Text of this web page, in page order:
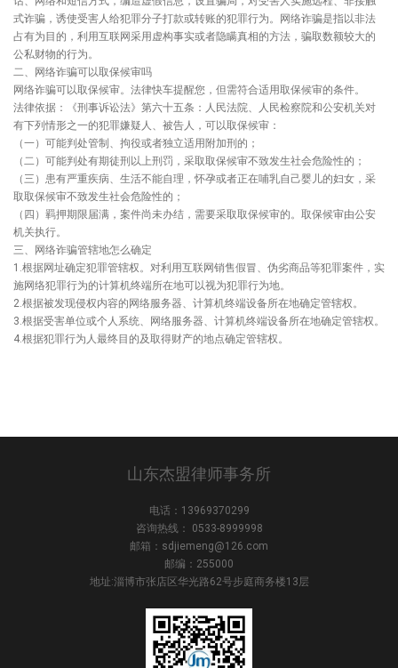
式诈骗，诱使受害人给犯罪分子打款或转账的犯罪行为。网络诈骗是指以非法
占有为目的，利用互联网采用虚构事实或者隐瞒真相的方法，骗取数额较大的
公私财物的行为。
二、网络诈骗可以取保候审吗
网络诈骗可以取保候审。法律快车提醒您，但需符合适用取保候审的条件。
法律依据：《刑事诉讼法》第六十五条：人民法院、人民检察院和公安机关对
有下列情形之一的犯罪嫌疑人、被告人，可以取保候审：
（一）可能判处管制、拘役或者独立适用附加刑的；
（二）可能判处有期徒刑以上刑罚，采取取保候审不致发生社会危险性的；
（三）患有严重疾病、生活不能自理，怀孕或者正在哺乳自己婴儿的妇女，采
取取保候审不致发生社会危险性的；
（四）羁押期限届满，案件尚未办结，需要采取取保候审的。取保候审由公安
机关执行。
三、网络诈骗管辖地怎么确定
1.根据网址确定犯罪管辖权。对利用互联网销售假冒、伪劣商品等犯罪案件，实
施网络犯罪行为的计算机终端所在地可以视为犯罪行为地。
2.根据被发现侵权内容的网络服务器、计算机终端设备所在地确定管辖权。
3.根据受害单位或个人系统、网络服务器、计算机终端设备所在地确定管辖权。
4.根据犯罪行为人最终目的及取得财产的地点确定管辖权。
山东杰盟律师事务所
电话：13969370299
咨询热线： 0533-8999998
邮箱：sdjiemeng@126.com
邮编：255000
地址:淄博市张店区华光路62号步庭商务楼13层